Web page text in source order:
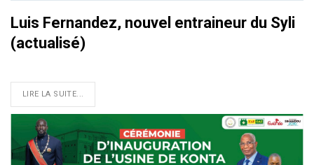
Luis Fernandez, nouvel entraineur du Syli
(actualisé)
LIRE LA SUITE...